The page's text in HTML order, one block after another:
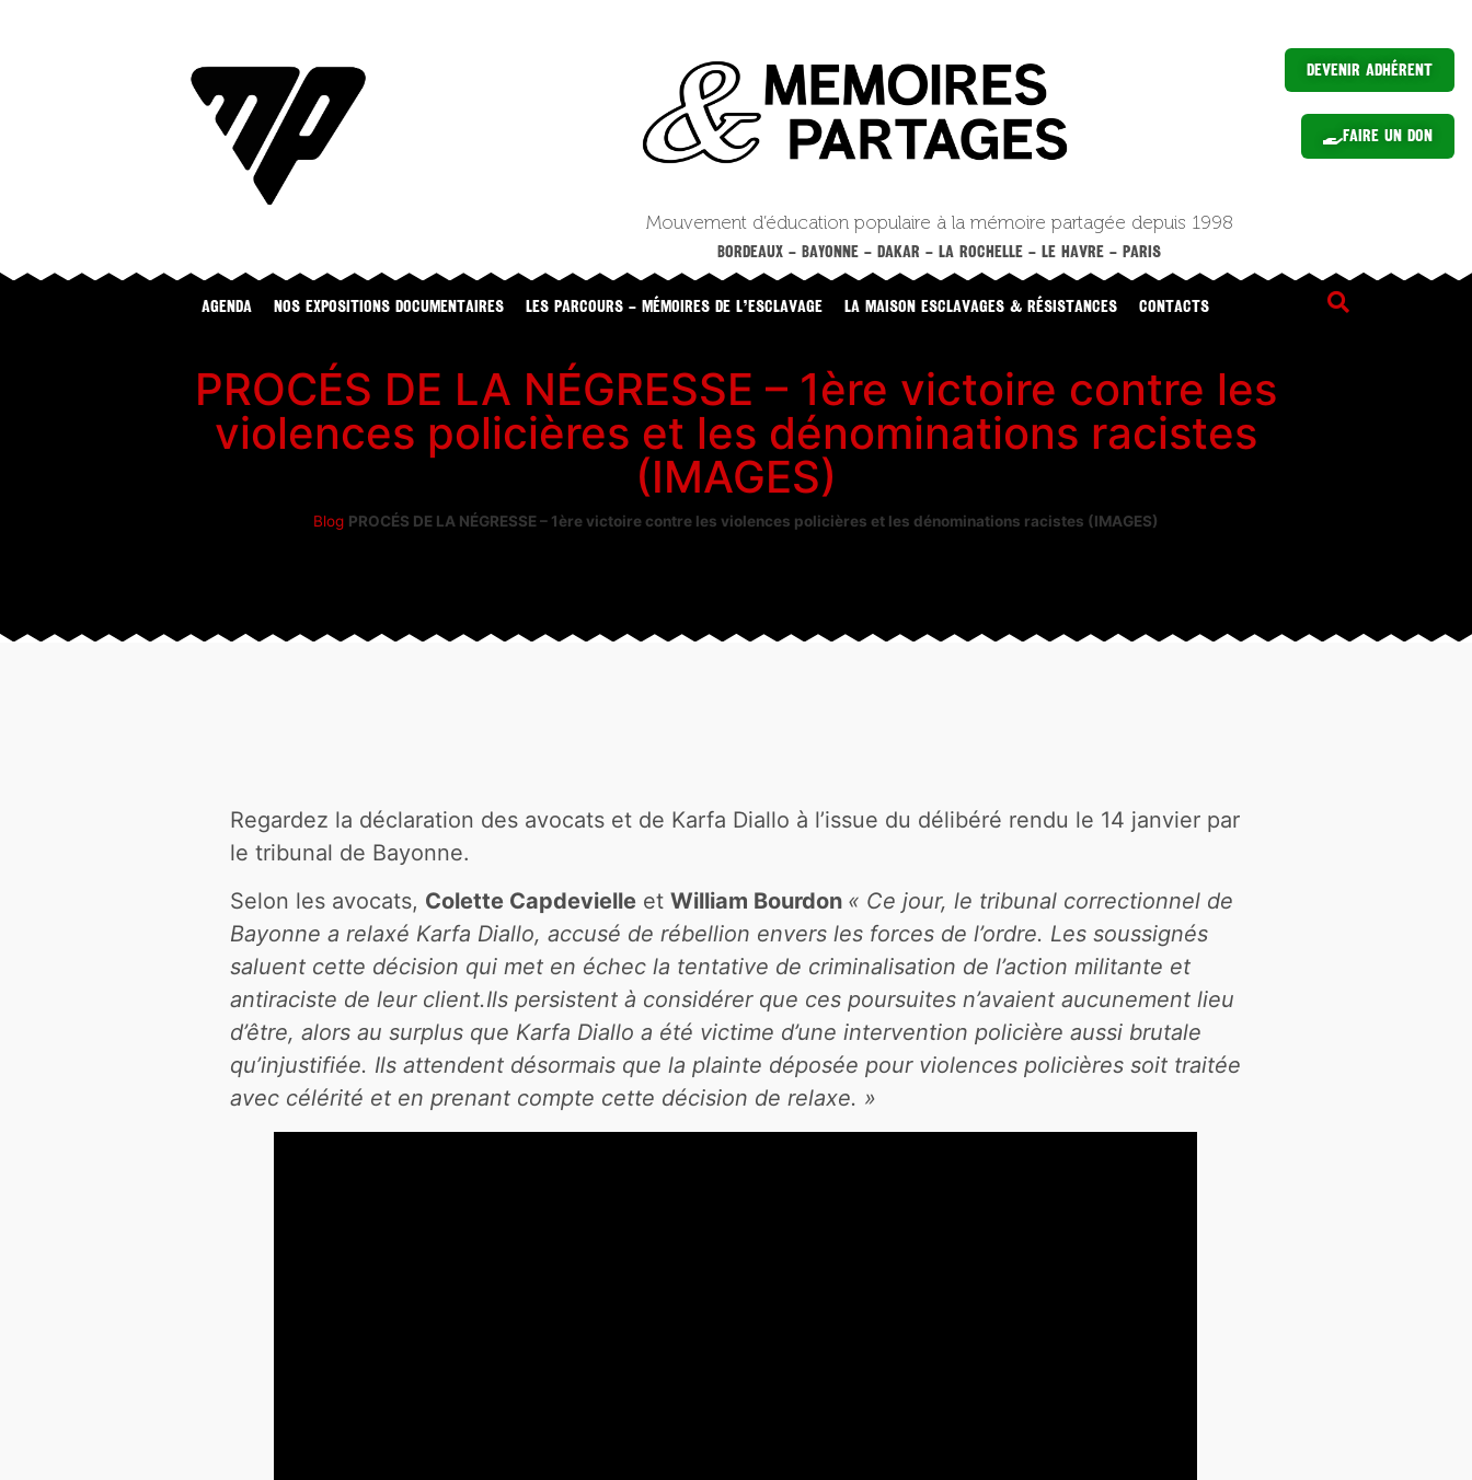
Devenir Adhérent
Faire un Don
Mouvement d’éducation populaire à la mémoire partagée depuis 1998
BORDEAUX – BAYONNE – DAKAR – LA ROCHELLE – LE HAVRE – PARIS
Agenda NOS EXPOSITIONS DOCUMENTAIRES LES PARCOURS – MÉMOIRES DE L’ESCLAVAGE LA MAISON ESCLAVAGES & RÉSISTANCES CONTACTS
PROCÉS DE LA NÉGRESSE – 1ère victoire contre les
violences policières et les dénominations racistes
(IMAGES)
Blog PROCÉS DE LA NÉGRESSE – 1ère victoire contre les violences policières et les dénominations racistes (IMAGES)
Regardez la déclaration des avocats et de Karfa Diallo à l’issue du délibéré rendu le 14 janvier par
le tribunal de Bayonne.
Selon les avocats, Colette Capdevielle etWilliam Bourdon « Ce jour, le tribunal correctionnel de
Bayonne a relaxé Karfa Diallo, accusé de rébellion envers les forces de l’ordre. Les soussignés
saluent cette décision qui met en échec la tentative de criminalisation de l’action militante et
antiraciste de leur client.Ils persistent à considérer que ces poursuites n’avaient aucunement lieu
d’être, alors au surplus que Karfa Diallo a été victime d’une intervention policière aussi brutale
qu’injustifiée. Ils attendent désormais que la plainte déposée pour violences policières soit traitée
avec célérité et en prenant compte cette décision de relaxe. »